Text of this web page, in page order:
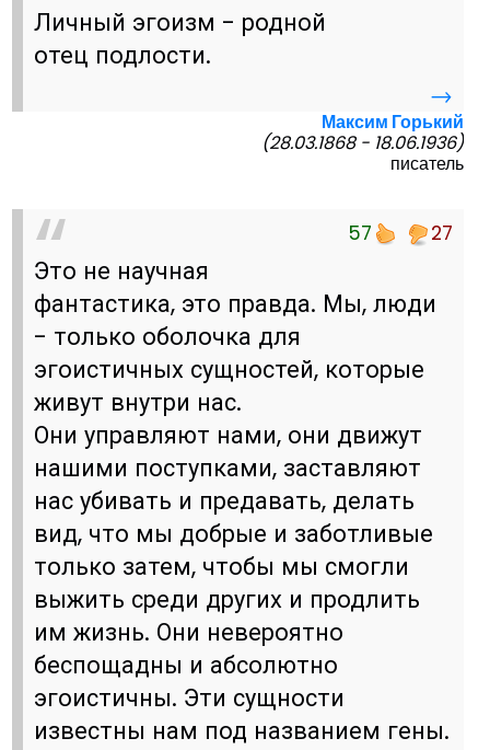
Личный эгоизм - родной
отец подлости.
→
Максим Горький
(28.03.1868 - 18.06.1936)
писатель
57 27
Это не научная
фантастика, это правда. Мы, люди
- только оболочка для
эгоистичных сущностей, которые
живут внутри нас.
Они управляют нами, они движут
нашими поступками, заставляют
нас убивать и предавать, делать
вид, что мы добрые и заботливые
только затем, чтобы мы смогли
выжить среди других и продлить
им жизнь. Они невероятно
беспощадны и абсолютно
эгоистичны. Эти сущности
известны нам под названием гены.